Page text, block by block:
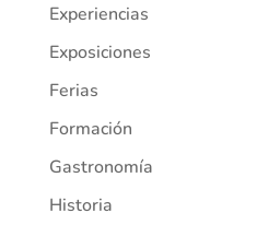
Experiencias
Exposiciones
Ferias
Formación
Gastronomía
Historia